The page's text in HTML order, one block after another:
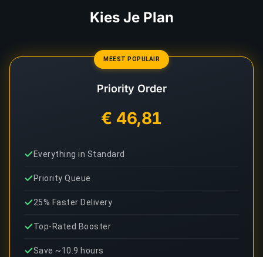
Kies Je Plan
MEEST POPULAIR
Priority Order
€ 46,81
Everything in Standard
Priority Queue
25% Faster Delivery
Top-Rated Booster
Save ~10.9 hours